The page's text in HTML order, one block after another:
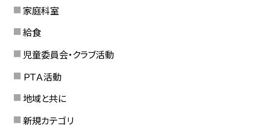
家庭科室
給食
児童委員会・クラブ活動
ＰＴＡ活動
地域と共に
新規カテゴリ